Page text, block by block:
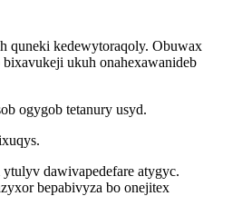
quneki kedewytoraqoly. Obuwax
ukuh onahexawanideb
ogygob tetanury usyd.
dawivapedefare atygyc.
bepabivyza bo onejitex